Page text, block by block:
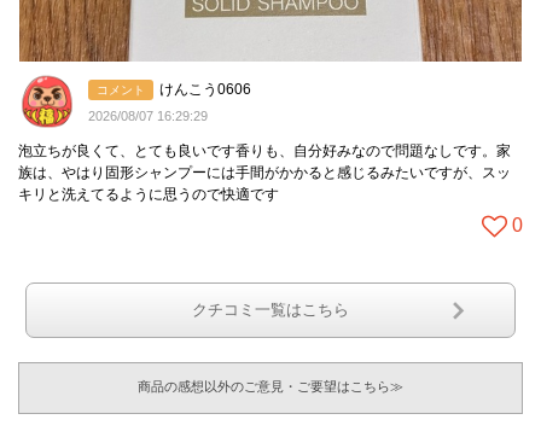
コメント けんこう0606
2026/08/07 16:29:29
泡立ちが良くて、とても良いです香りも、自分好みなので問題なしです。家
族は、やはり固形シャンプーには手間がかかると感じるみたいですが、スッ
キリと洗えてるように思うので快適です
0
クチコミ一覧はこちら
商品の感想以外のご意見・ご要望はこちら≫